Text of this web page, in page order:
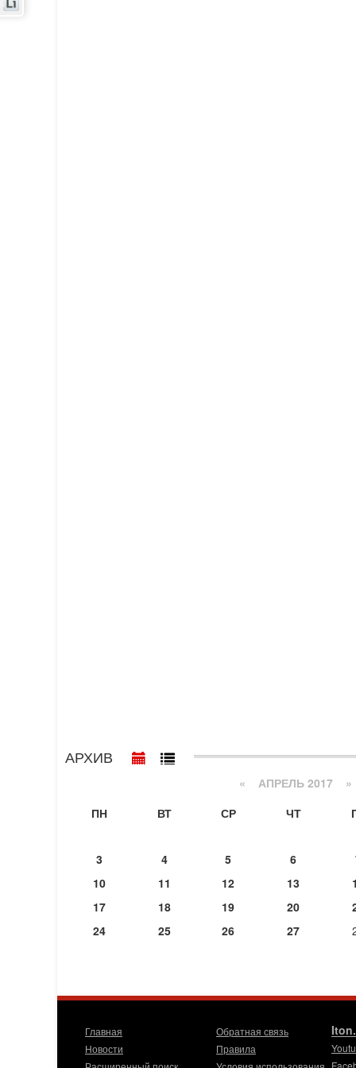
АРХИВ
« АПРЕЛЬ 2017 »
ПН
ВТ СР ЧТ
3
4 5 6
10
11 12 13
17
18 19 20
24
25 26 27
Главная
Новости
Обратная связь
Правила